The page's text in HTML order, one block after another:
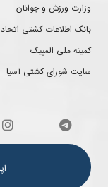
وزارت ورزش و جوانان
بانک اطلاعات کشتی
کمیته ملی المپیک
سایت شورای کشتی آسیا